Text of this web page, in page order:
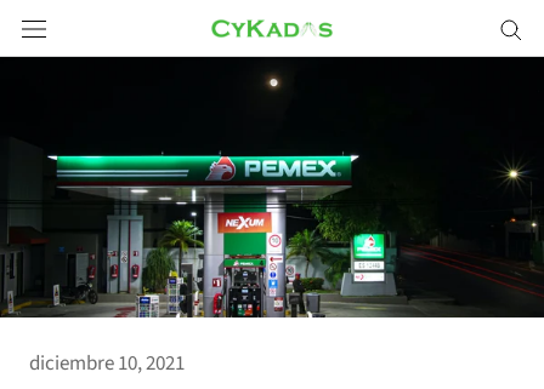
Saltar
a
diciembre 10, 2021